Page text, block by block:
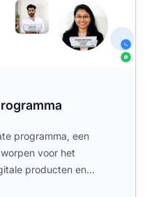
programma, een
voor het
producten en